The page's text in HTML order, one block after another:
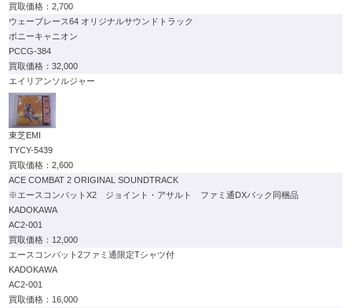
2,700
ウェーブレース64 オリジナルサウンドトラック
ポニーキャニオン
PCCG-384
32,000
エイリアンソルジャー
東芝EMI
TYCY-5439
2,600
ACE COMBAT 2 ORIGINAL SOUNDTRACK
※エースコンバットX2 ジョイント・アサルト ファミ通DXパック同梱品
KADOKAWA
AC2-001
12,000
エースコンバット2ファミ通限定Tシャツ付
KADOKAWA
AC2-001
16,000